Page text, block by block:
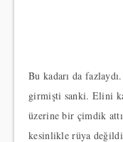
Bu kadarı da
girmişti sanki. Elini
üzerine bir çimdik
kesinlikle rüya